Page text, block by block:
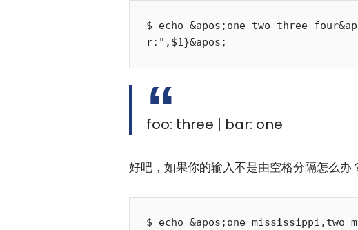
$ echo &apos;one two three
foo: three | bar: one
好吧，如果你的输入不是由空格分隔怎么
$ echo &apos;one